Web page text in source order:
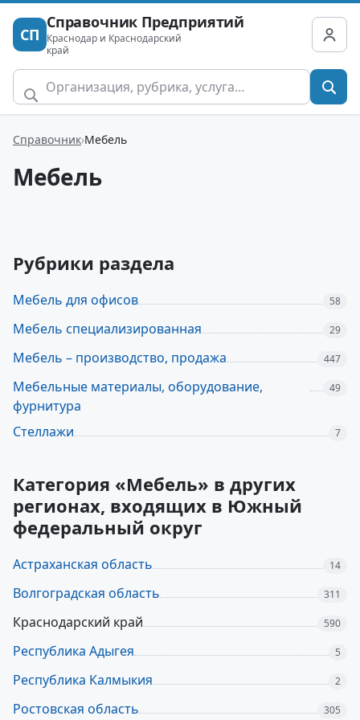
СП
Справочник Предприятий
Краснодар и Краснодарский
край
Справочник Мебель
Мебель
Рубрики раздела
Мебель для офисов 58
Мебель специализированная 29
Мебель – производство, продажа 447
Мебельные материалы, оборудование,
фурнитура
49
Стеллажи 7
Категория «Мебель» в других
регионах, входящих в Южный
федеральный округ
Астраханская область 14
Волгоградская область 311
Краснодарский край 590
Республика Адыгея 5
Республика Калмыкия 2
Ростовская область 305